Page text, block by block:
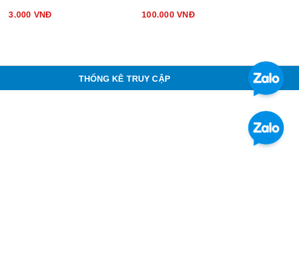
3.000 VNĐ
100.000 VNĐ
THỐNG KÊ TRUY CẬP